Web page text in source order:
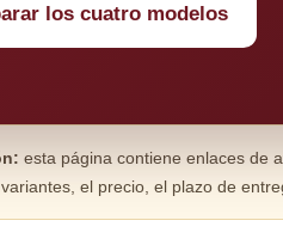
los cuatro modelos
esta página contiene enlaces de
el precio, el plazo de